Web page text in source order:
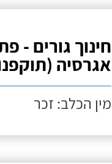
חינוך גורים -
אגרסיה
מין הכלב: זכר